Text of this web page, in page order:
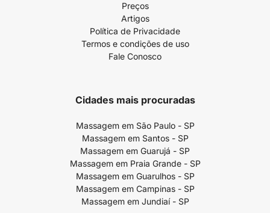
Preços
Artigos
Política de Privacidade
Termos e condições de uso
Fale Conosco
Cidades mais procuradas
Massagem em São Paulo - SP
Massagem em Santos - SP
Massagem em Guarujá - SP
Massagem em Praia Grande - SP
Massagem em Guarulhos - SP
Massagem em Campinas - SP
Massagem em Jundiaí - SP